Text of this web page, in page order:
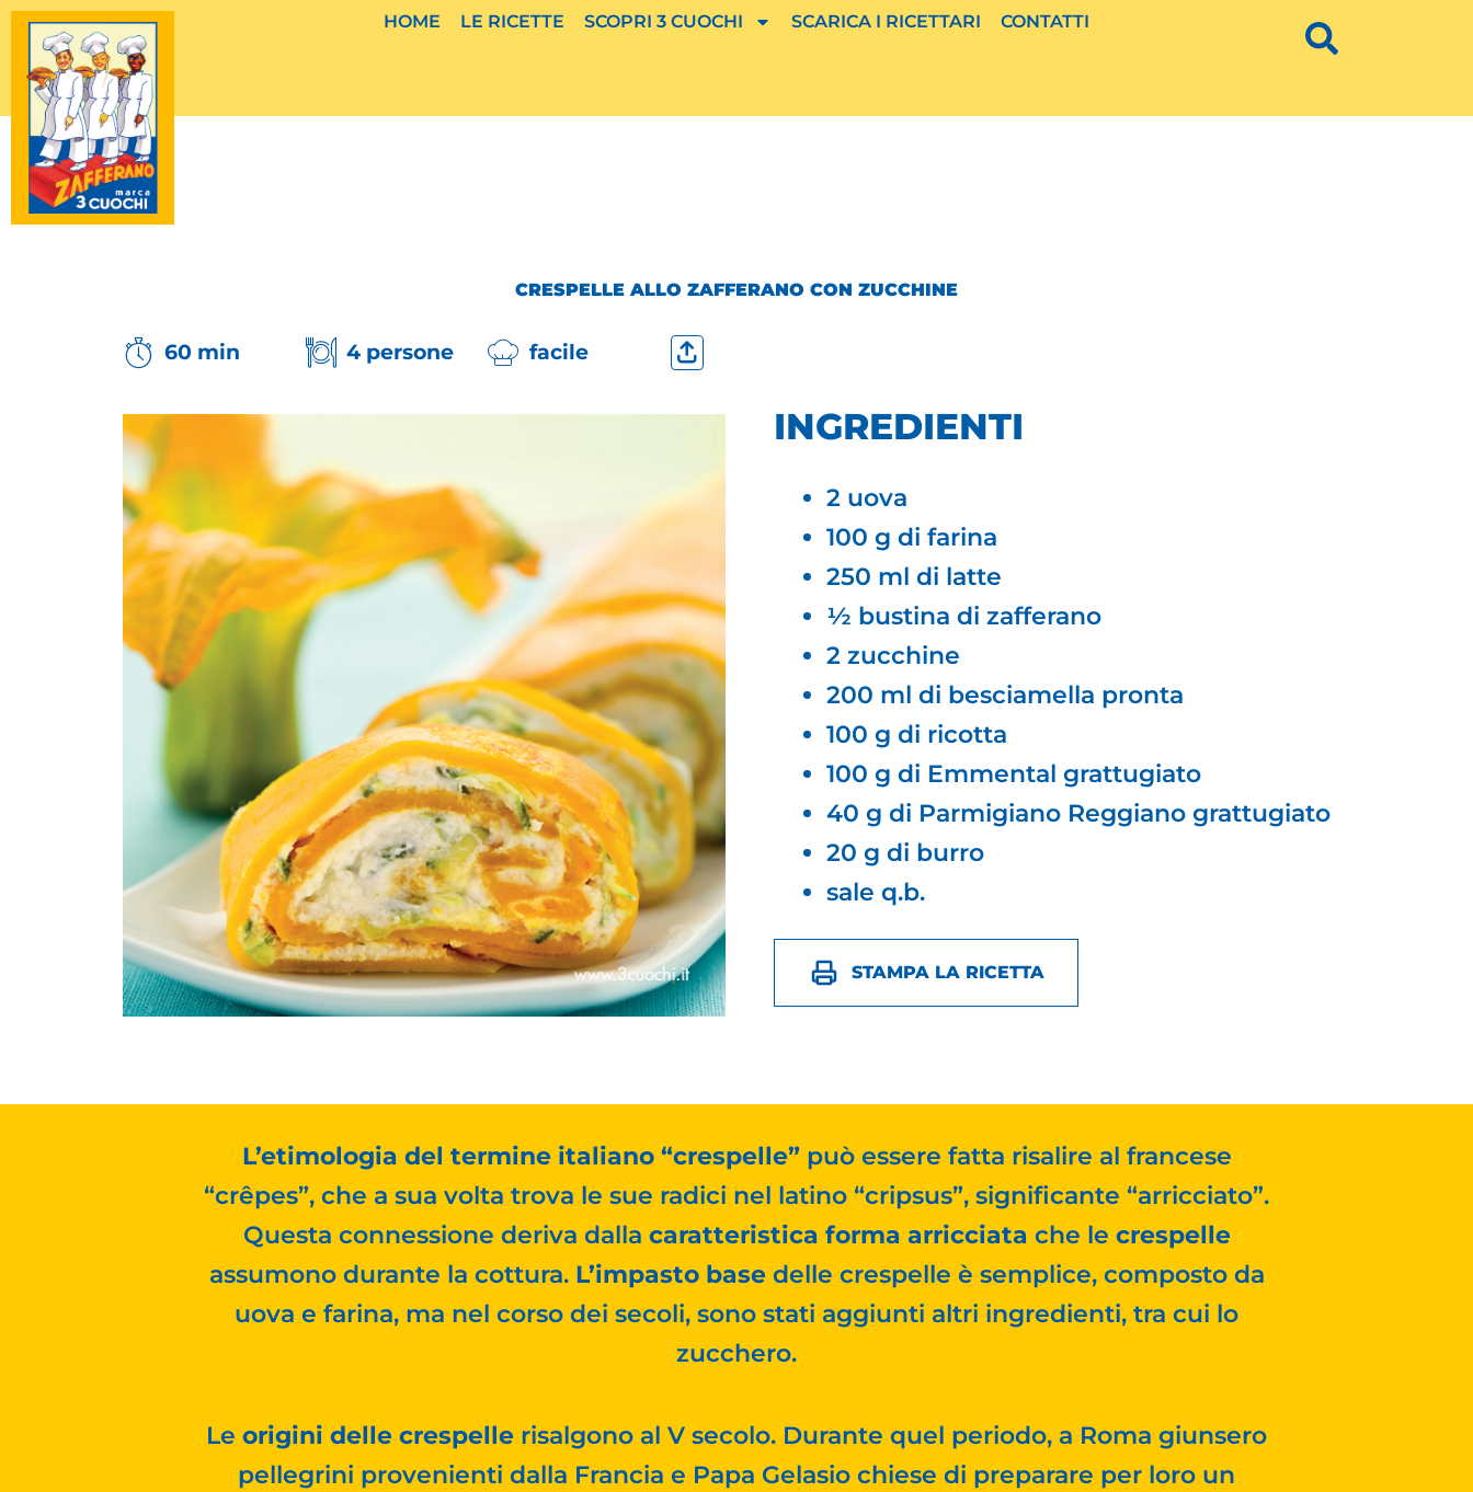
Vai
contenuto
HOME LE RICETTE SCOPRI 3 CUOCHI SCARICA I RICETTARI CONTATTI
CRESPELLE ALLO ZAFFERANO CON ZUCCHINE
60 min 4 persone facile
INGREDIENTI
2 uova
100 g di farina
250 ml di latte
½ bustina di zafferano
2 zucchine
200 ml di besciamella pronta
100 g di ricotta
100 g di Emmental grattugiato
40 g di Parmigiano Reggiano grattugiato
20 g di burro
sale q.b.
STAMPA LA RICETTA
L’etimologia del termine italiano “crespelle”può essere fatta risalire al francese
“crêpes”, che a sua volta trova le sue radici nel latino “cripsus”, significante “arricciato”.
Questa connessione deriva dalla caratteristica forma arricciata che le crespelle
assumono durante la cottura. L’impasto basedelle crespelle è semplice, composto da
uova e farina, ma nel corso dei secoli, sono stati aggiunti altri ingredienti, tra cui lo
zucchero.
Le origini delle crespelle risalgono al V secolo. Durante quel periodo, a Roma giunsero
pellegrini provenienti dalla Francia e Papa Gelasio chiese di preparare per loro un